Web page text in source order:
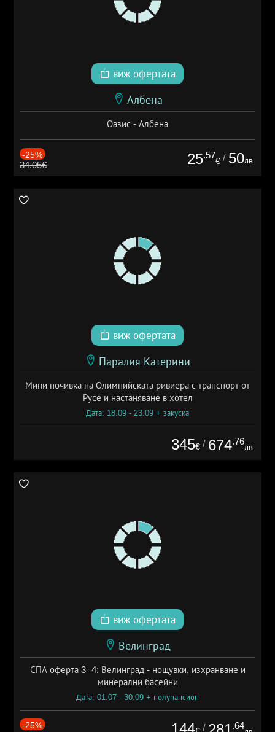
виж офертата
Албена
Оазис - Албена
-25%
34.05€ 25.57
€ / 50лв.
виж офертата
Паралия Катерини
Мини почивка на Олимпийската ривиера с транспорт от
Русе и настаняване в хотел
Дата: 18.09 - 23.09 + закуска
345€ / 674.76
лв.
виж офертата
Велинград
СПА оферта 3=4: Велинград - нощувки, изхранване и
минерални басейни
Дата: 01.07 - 30.09 + полупансион
-25% 144 / .64